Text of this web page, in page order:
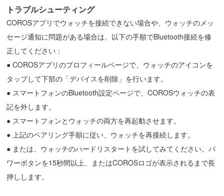
トラブルシューティング
COROSアプリでウォッチを接続できない場合や、ウォッチのメッ
セージ通知に問題がある場合は、以下の手順でBluetooth接続を修
正してください：
● COROSアプリのプロフィールページで、ウォッチのアイコンを
タップして下部の「デバイスを削除」を行います。
● スマートフォンのBluetooth設定ページで、COROSウォッチの表
記を外します。
● スマートフォンとウォッチの両方を再起動させます。
● 上記のペアリング手順に従い、ウォッチを再接続します。
● または、ウォッチのハードリスタートを試してみてください。パ
ワーボタンを15秒間以上、またはCOROSロゴが表示されるまで長
押しします。